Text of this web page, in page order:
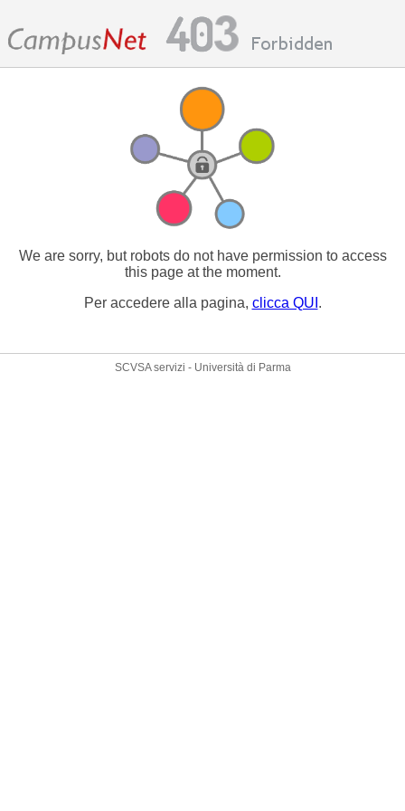
We are sorry, but robots do not have permission to access
this page at the moment.
Per accedere alla pagina, clicca QUI .
SCVSA servizi - Università di Parma